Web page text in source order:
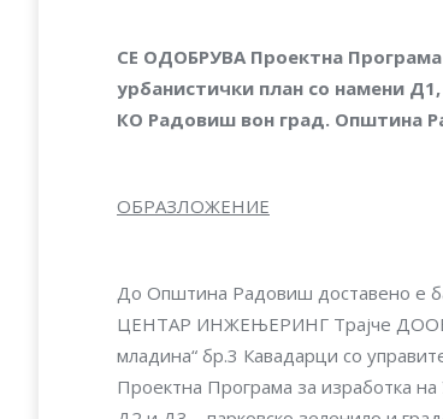
СЕ ОДОБРУВА Проектна
урбанистички план со намени
КО Радовиш вон град. Општина
ОБРАЗЛОЖЕНИЕ
До Општина Радовиш доставено е
ЦЕНТАР ИНЖЕЊЕРИНГ Трајче
младина“ бр.3 Кавадарци со
Проектна Програма за изработка